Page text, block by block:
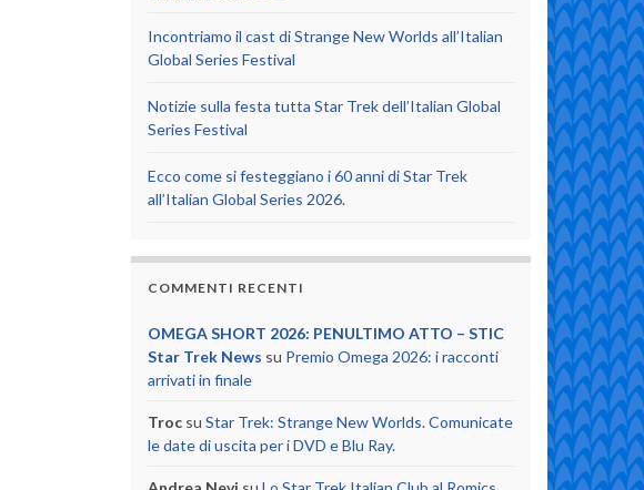
Incontriamo il cast di Strange New Worlds all’Italian
Global Series Festival
Notizie sulla festa tutta Star Trek dell’Italian Global
Series Festival
Ecco come si festeggiano i 60 anni di Star Trek
all’Italian Global Series 2026.
COMMENTI RECENTI
OMEGA SHORT 2026: PENULTIMO ATTO – STIC
Star Trek News su Premio Omega 2026: i racconti
arrivati in finale
Troc su Star Trek: Strange New Worlds. Comunicate
le date di uscita per i DVD e Blu Ray.